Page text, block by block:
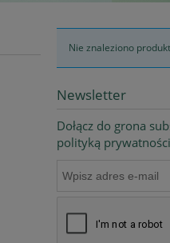
Nie znaleziono
Newsletter
Dołącz do grona
polityką